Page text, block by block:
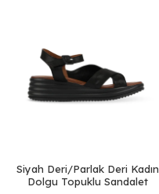
Siyah Deri/Parlak Deri Kadın
Dolgu Topuklu Sandalet